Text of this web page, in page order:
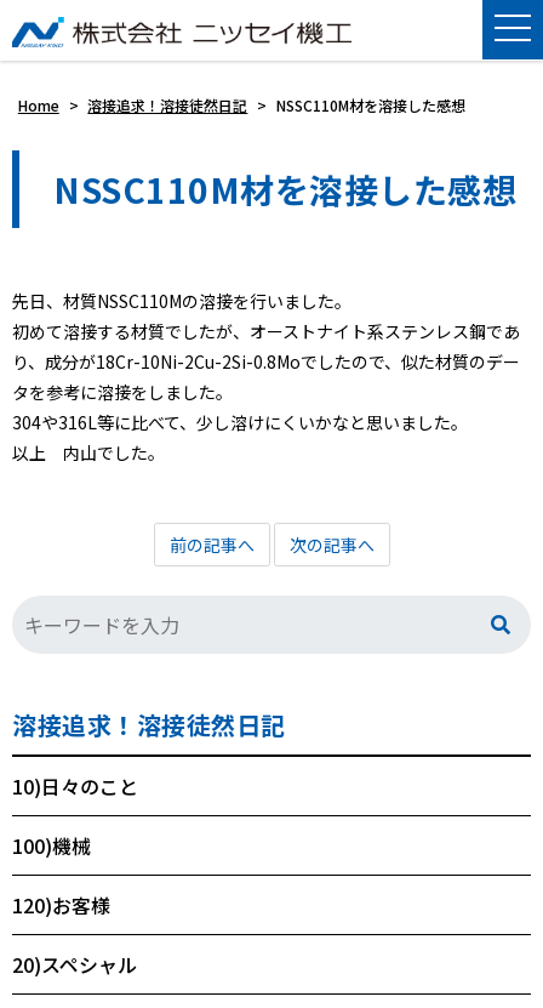
Home > 溶接追求！溶接徒然日記 > NSSC110M材を溶接した感想
NSSC110M材を溶接した感想
先日、材質NSSC110Mの溶接を行いました。
初めて溶接する材質でしたが、オーストナイト系ステンレス鋼であ
り、成分が18Cr-10Ni-2Cu-2Si-0.8Moでしたので、似た材質のデー
タを参考に溶接をしました。
304や316L等に比べて、少し溶けにくいかなと思いました。
以上 内山でした。
前の記事へ 次の記事へ
溶接追求！溶接徒然日記
10)日々のこと
100)機械
120)お客様
20)スペシャル